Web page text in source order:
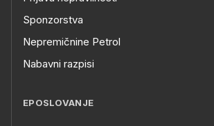
Sponzorstva
Nepremičnine Petrol
Nabavni razpisi
EPOSLOVANJE